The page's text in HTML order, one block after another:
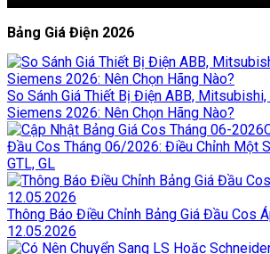
Bảng Giá Điện 2026
So Sánh Giá Thiết Bị Điện ABB,
Siemens 2026: Nên Chọn Hãng Nào?
Đầu Cos Tháng 06/2026: Điều Chỉnh Một
GTL, GL
Thông Báo Điều Chỉnh Bảng Giá Đầu Cos
12.05.2026